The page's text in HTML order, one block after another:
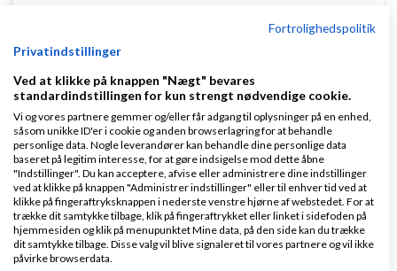
fast pris kan være rart for kunden men dyrt
vh john h
Svar
Venligst John Hannover - Gode råd på Ivæksætter bloggen
Fortrolighedspolitik
Privatindstillinger
Ved at klikke på knappen "Nægt" bevares
standardindstillingen for kun strengt nødvendige cookie.
Vi og vores partnere gemmer og/eller får adgang til oplysninger på en enhed,
såsom unikke ID'er i cookie og anden browserlagring for at behandle
personlige data. Nogle leverandører kan behandle dine personlige data
baseret på legitim interesse, for at gøre indsigelse mod dette åbne
"Indstillinger". Du kan acceptere, afvise eller administrere dine indstillinger
ved at klikke på knappen "Administrer indstillinger" eller til enhver tid ved at
klikke på fingeraftryksknappen i nederste venstre hjørne af webstedet. For at
trække dit samtykke tilbage, klik på fingeraftrykket eller linket i sidefoden på
hjemmesiden og klik på menupunktet Mine data, på den side kan du trække
dit samtykke tilbage. Disse valg vil blive signaleret til vores partnere og vil ikke
påvirke browserdata.